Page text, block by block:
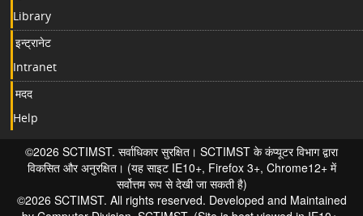
Library
इन्ट्रानेट
Intranet
मदद
Help
©2026 SCTIMST. सर्वाधिकार सुरक्षित। SCTIMST के कंप्यूटर विभाग द्वारा
विकसित और अनुरक्षित। (यह साइट IE10+, Firefox 3+, Chrome12+ में
सर्वोत्तम रूप से देखी जा सकती है)
©2026 SCTIMST. All rights reserved. Developed and Maintained